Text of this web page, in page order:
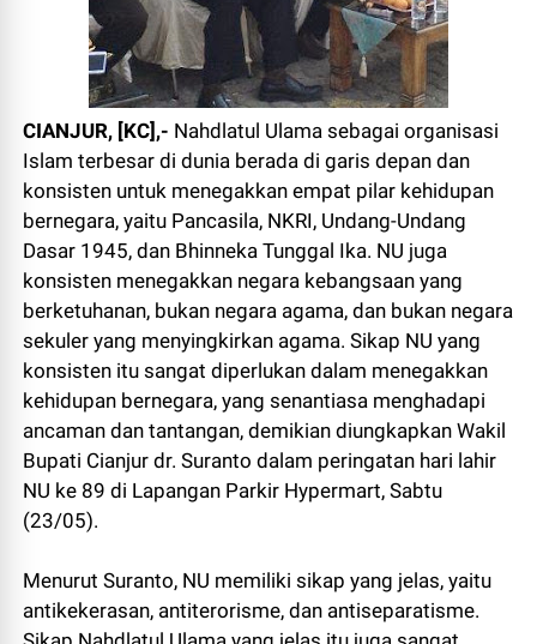
CIANJUR, [KC],- Nahdlatul Ulama sebagai organisasi
Islam terbesar di dunia berada di garis depan dan
konsisten untuk menegakkan empat pilar kehidupan
bernegara, yaitu Pancasila, NKRI, Undang-Undang
Dasar 1945, dan Bhinneka Tunggal Ika. NU juga
konsisten menegakkan negara kebangsaan yang
berketuhanan, bukan negara agama, dan bukan negara
sekuler yang menyingkirkan agama. Sikap NU yang
konsisten itu sangat diperlukan dalam menegakkan
kehidupan bernegara, yang senantiasa menghadapi
ancaman dan tantangan, demikian diungkapkan Wakil
Bupati Cianjur dr. Suranto dalam peringatan hari lahir
NU ke 89 di Lapangan Parkir Hypermart, Sabtu
(23/05).
Menurut Suranto, NU memiliki sikap yang jelas, yaitu
antikekerasan, antiterorisme, dan antiseparatisme.